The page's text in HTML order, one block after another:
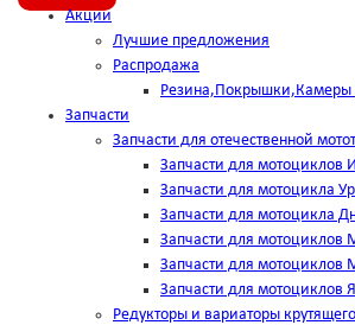
Акции
Лучшие предложения
Распродажа
Запчасти
Запчасти для отечественной
Запчасти для мотоциклов
Запчасти для мотоцикла
Запчасти для мотоцикла
Запчасти для мотоциклов
Запчасти для мотоциклов
Запчасти для мотоциклов
Редукторы и вариаторы